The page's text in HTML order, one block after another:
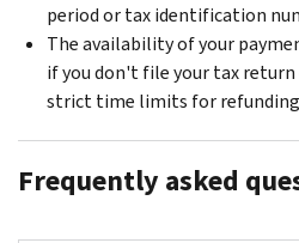
period or tax identification
The availability of your
if you don't file your tax
strict time limits for
Frequently asked